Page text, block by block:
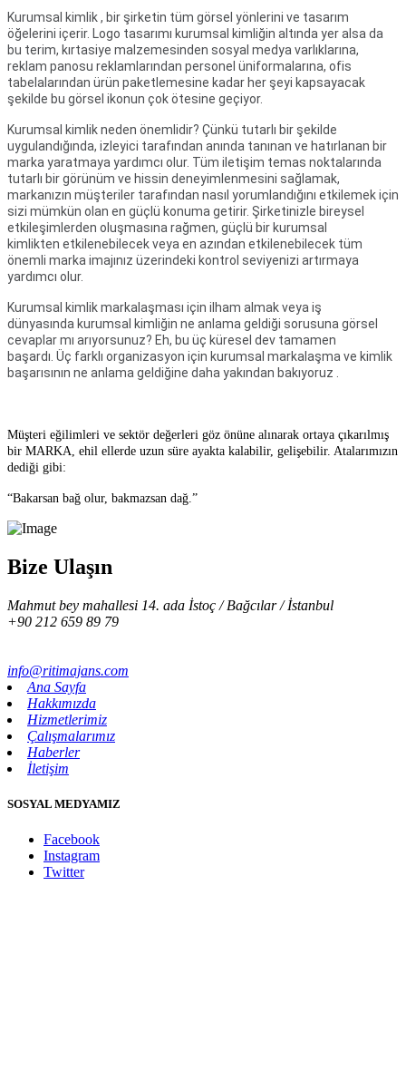
Kurumsal kimlik , bir şirketin tüm görsel yönlerini ve tasarım
öğelerini içerir. Logo tasarımı kurumsal kimliğin altında yer alsa da
bu terim, kırtasiye malzemesinden sosyal medya varlıklarına,
reklam panosu reklamlarından personel üniformalarına, ofis
tabelalarından ürün paketlemesine kadar her şeyi kapsayacak
şekilde bu görsel ikonun çok ötesine geçiyor.
Kurumsal kimlik neden önemlidir? Çünkü tutarlı bir şekilde
uygulandığında, izleyici tarafından anında tanınan ve hatırlanan bir
marka yaratmaya yardımcı olur. Tüm iletişim temas noktalarında
tutarlı bir görünüm ve hissin deneyimlenmesini sağlamak,
markanızın müşteriler tarafından nasıl yorumlandığını etkilemek için
sizi mümkün olan en güçlü konuma getirir. Şirketinizle bireysel
etkileşimlerden oluşmasına rağmen, güçlü bir kurumsal
kimlikten etkilenebilecek veya en azından etkilenebilecek tüm
önemli marka imajınız üzerindeki kontrol seviyenizi artırmaya
yardımcı olur.
Kurumsal kimlik markalaşması için ilham almak veya iş
dünyasında kurumsal kimliğin ne anlama geldiği sorusuna görsel
cevaplar mı arıyorsunuz? Eh, bu üç küresel dev tamamen
başardı. Üç farklı organizasyon için kurumsal markalaşma ve kimlik
başarısının ne anlama geldiğine daha yakından bakıyoruz .
Müşteri eğilimleri ve sektör değerleri göz önüne alınarak ortaya çıkarılmış
bir MARKA, ehil ellerde uzun süre ayakta kalabilir, gelişebilir. Atalarımızın
dediği gibi:
“Bakarsan bağ olur, bakmazsan dağ.”
Bize Ulaşın
Mahmut bey mahallesi 14. ada İstoç / Bağcılar / İstanbul
+90 212 659 89 79
info@ritimajans.com
Ana Sayfa
Hakkımızda
Hizmetlerimiz
Çalışmalarımız
Haberler
İletişim
SOSYAL MEDYAMIZ
Facebook
Instagram
Twitter